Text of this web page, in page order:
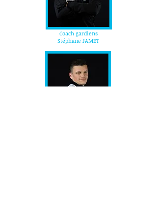
Coach gardiens
Stéphane JAMET